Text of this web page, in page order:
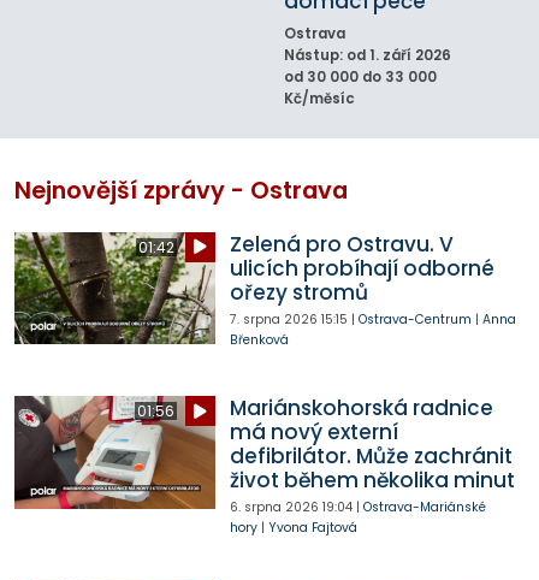
Ostrava
Nástup: od 1. září 2026
od 30 000 do 33 000
Kč/měsíc
Nejnovější zprávy - Ostrava
01:42
Zelená pro Ostravu. V
ulicích probíhají odborné
ořezy stromů
7. srpna 2026 15:15 | Ostrava-Centrum | Anna
Břenková
01:56
Mariánskohorská radnice
má nový externí
defibrilátor. Může zachránit
život během několika minut
6. srpna 2026 19:04| Ostrava-Mariánské
hory| Yvona Fajtová